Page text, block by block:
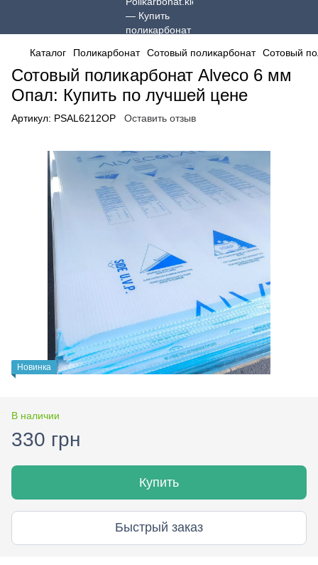
Каталог Поликарбонат Сотовый поликарбонат Сотовый
Сотовый поликарбонат Alveco 6 мм
Опал: Купить по лучшей цене
Артикул: PSAL6212OP Оставить отзыв
Новинка
В наличии
330 грн
Купить
Быстрый заказ